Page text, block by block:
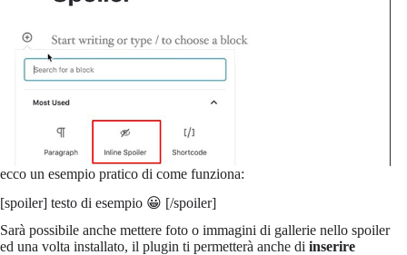
ecco un esempio pratico di come funziona:
[spoiler] testo di esempio 😀 [/spoiler]
Sarà possibile anche mettere foto o immagini di gallerie nello spoiler
ed una volta installato, il plugin ti permetterà anche di inserire